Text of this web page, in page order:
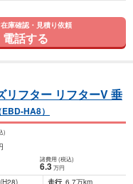
庫確認・見積り依頼
電話する
リフター リフターV 垂
EBD-HA8）
)
諸費用 (税込)
6.3 万円
(H28) 走行 6.7万km